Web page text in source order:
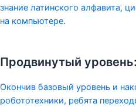
знание латинского алфавита,
на компьютере.
Продвинутый уровень:
Окончив базовый уровень и
робототехники, ребята